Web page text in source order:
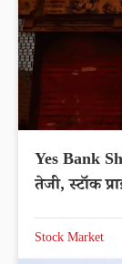
Yes Bank
तेजी, स्टॉक
Stock Market